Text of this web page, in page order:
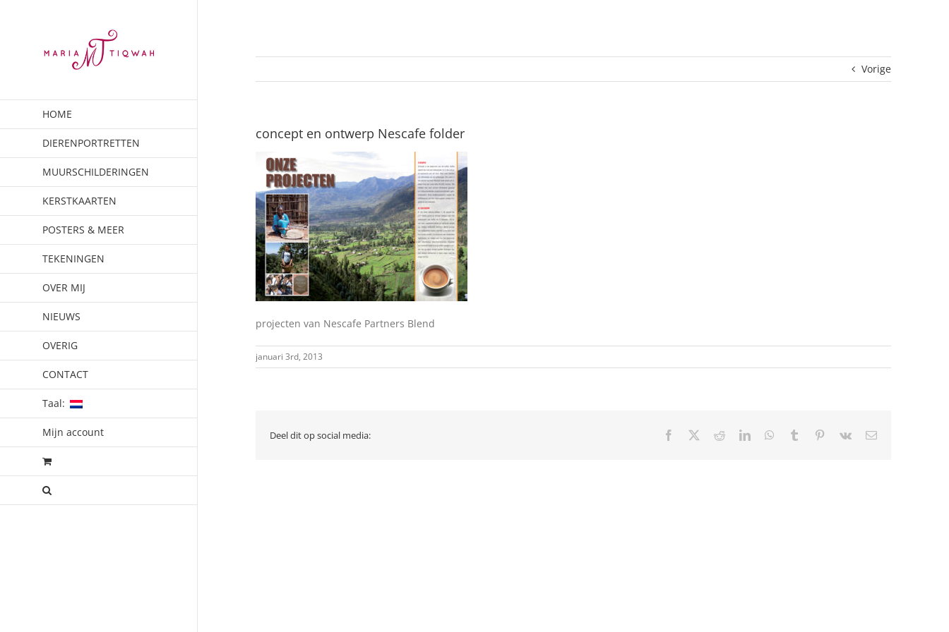
HOME
DIERENPORTRETTEN
MUURSCHILDERINGEN
KERSTKAARTEN
POSTERS & MEER
TEKENINGEN
OVER MIJ
NIEUWS
OVERIG
CONTACT
Taal:
Mijn account
Vorige
concept en ontwerp Nescafe folder
projecten van Nescafe Partners Blend
januari 3rd, 2013
Deel dit op social media: Facebook RedditLinkedInWhatsApp
Tumblr Pinterest
Vk
E-